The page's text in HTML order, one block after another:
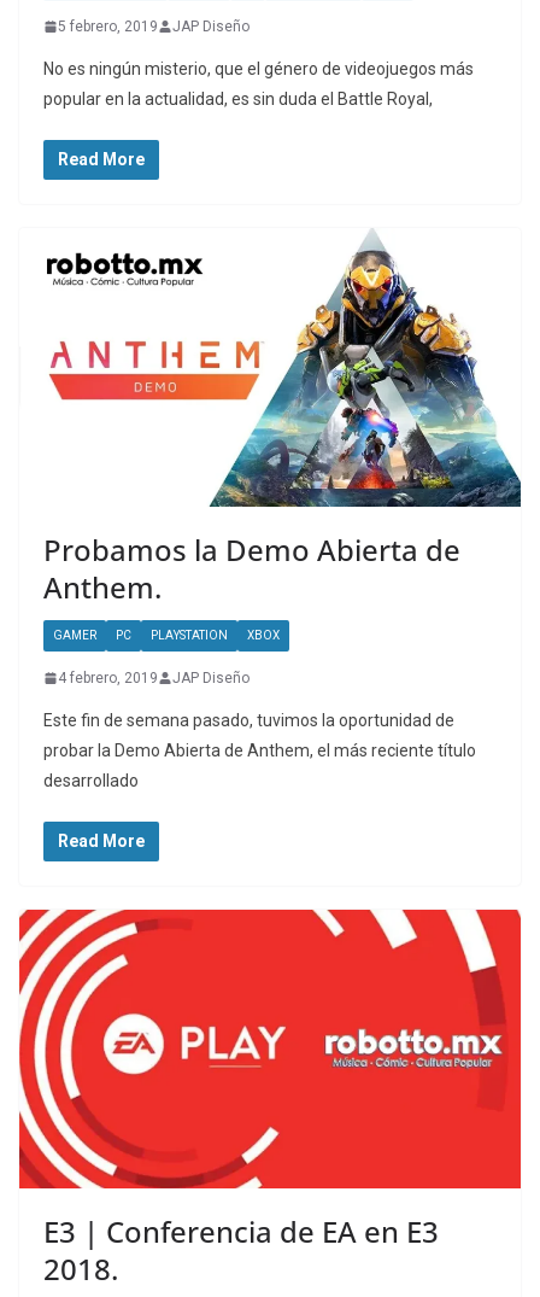
5 febrero, 2019 JAP Diseño
No es ningún misterio, que el género de videojuegos más
popular en la actualidad, es sin duda el Battle Royal,
Read More
Probamos la Demo Abierta de
Anthem.
GAMER PC PLAYSTATION XBOX
4 febrero, 2019 JAP Diseño
Este fin de semana pasado, tuvimos la oportunidad de
probar la Demo Abierta de Anthem, el más reciente título
desarrollado
Read More
E3 | Conferencia de EA en E3
2018.